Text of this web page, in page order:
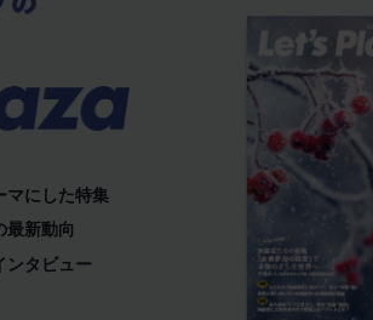
マにした特集
最新動向
ンタビュー